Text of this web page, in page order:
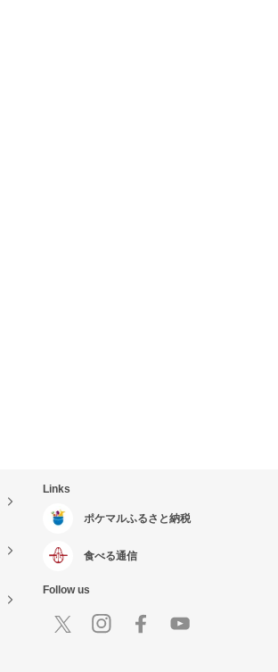
Links
ポケマルふるさと納税
食べる通信
Follow us